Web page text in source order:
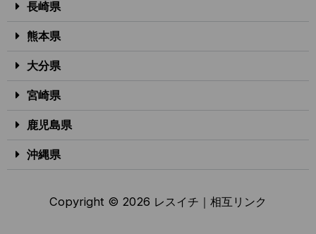
長崎県
熊本県
大分県
宮崎県
鹿児島県
沖縄県
Copyright © 2026 レスイチ｜ 相互リンク